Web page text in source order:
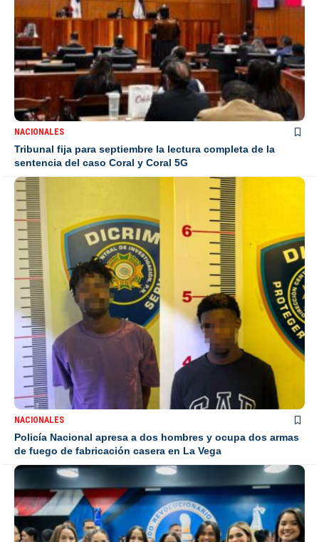
NACIONALES
Tribunal fija para septiembre la lectura completa de la
sentencia del caso Coral y Coral 5G
NACIONALES
Policía Nacional apresa a dos hombres y ocupa dos armas
de fuego de fabricación casera en La Vega